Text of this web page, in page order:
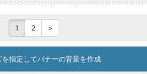
1 2 >
指定してバナーの背景を作成